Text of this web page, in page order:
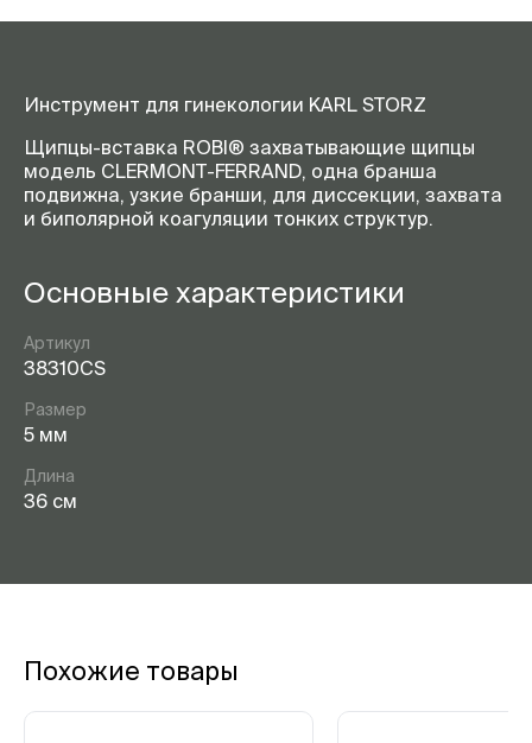
Инструмент для гинекологии KARL STORZ
Щипцы-вставка ROBI® захватывающие щипцы
модель CLERMONT-FERRAND, одна бранша
подвижна, узкие бранши, для диссекции, захвата
и биполярной коагуляции тонких структур.
Основные характеристики
Артикул
38310CS
Размер
5 мм
Длина
36 см
Похожие товары